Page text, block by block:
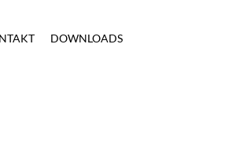
DOWNLOADS